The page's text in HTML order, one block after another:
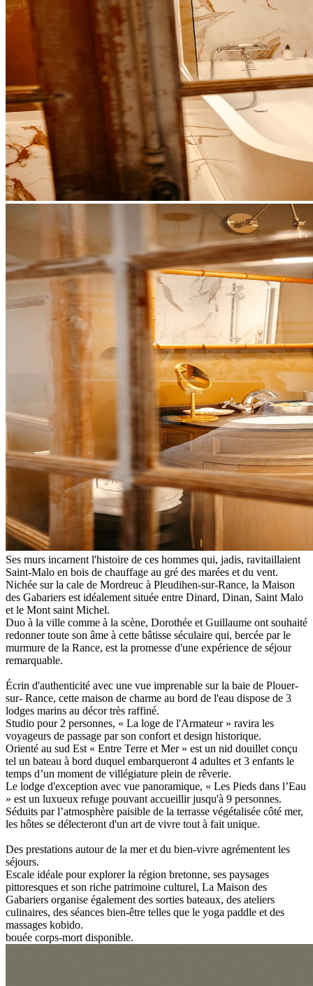
Ses murs incarnent l'histoire de ces hommes qui, jadis, ravitaillaient
Saint-Malo en bois de chauffage au gré des marées et du vent.
Nichée sur la cale de Mordreuc à Pleudihen-sur-Rance, la Maison
des Gabariers est idéalement située entre Dinard, Dinan, Saint Malo
et le Mont saint Michel.
Duo à la ville comme à la scène, Dorothée et Guillaume ont souhaité
redonner toute son âme à cette bâtisse séculaire qui, bercée par le
murmure de la Rance, est la promesse d'une expérience de séjour
remarquable.
Écrin d'authenticité avec une vue imprenable sur la baie de Plouer-
sur- Rance, cette maison de charme au bord de l'eau dispose de 3
lodges marins au décor très raffiné.
Studio pour 2 personnes, « La loge de l'Armateur » ravira les
voyageurs de passage par son confort et design historique.
Orienté au sud Est « Entre Terre et Mer » est un nid douillet conçu
tel un bateau à bord duquel embarqueront 4 adultes et 3 enfants le
temps d’un moment de villégiature plein de rêverie.
Le lodge d'exception avec vue panoramique, « Les Pieds dans l’Eau
» est un luxueux refuge pouvant accueillir jusqu'à 9 personnes.
Séduits par l’atmosphère paisible de la terrasse végétalisée côté mer,
les hôtes se délecteront d'un art de vivre tout à fait unique.
Des prestations autour de la mer et du bien-vivre agrémentent les
séjours.
Escale idéale pour explorer la région bretonne, ses paysages
pittoresques et son riche patrimoine culturel, La Maison des
Gabariers organise également des sorties bateaux, des ateliers
culinaires, des séances bien-être telles que le yoga paddle et des
massages kobido.
bouée corps-mort disponible.